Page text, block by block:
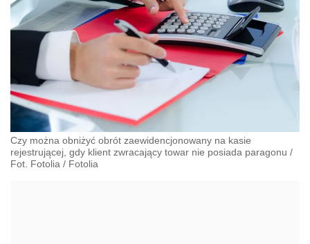
Czy można obniżyć obrót zaewidencjonowany na kasie
rejestrującej, gdy klient zwracający towar nie posiada paragonu /
Fot. Fotolia / Fotolia